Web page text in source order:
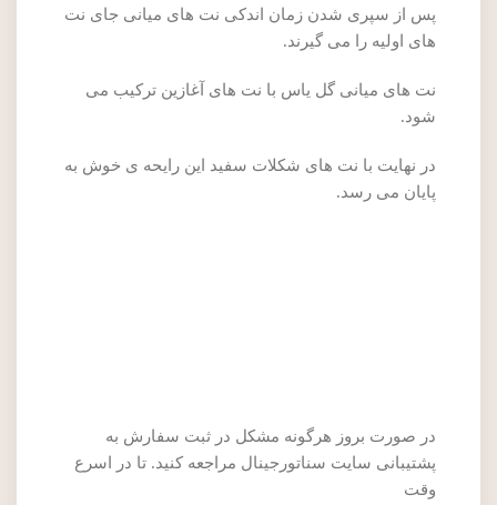
پس از سپری شدن زمان اندکی نت های میانی جای نت
های اولیه را می گیرند.
نت های میانی گل یاس با نت های آغازین ترکیب می
شود.
در نهایت با نت های شکلات سفید این رایحه ی خوش به
پایان می رسد.
در صورت بروز هرگونه مشکل در ثبت سفارش به
پشتیبانی سایت سناتورجینال مراجعه کنید. تا در اسرع
وقت